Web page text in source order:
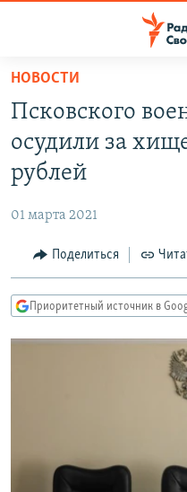
упрощенного
доступа
основному
Вернутся
Вернутся
АВТОРСКИЕ ПРОЕКТЫ
МНЕНИЯ
КУЛЬТУРА
КАВКАЗ.РЕАЛИИ
НОВОСТИ
Псковского
осудили за
рублей
01 марта 2021
Поделиться
Приоритетный источник в